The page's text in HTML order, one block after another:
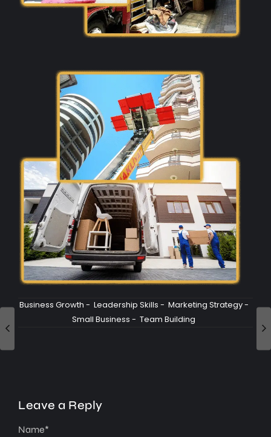
Business Growth - Leadership Skills - Marketing Strategy-
Small Business - Team Building
Leave a Reply
Name*